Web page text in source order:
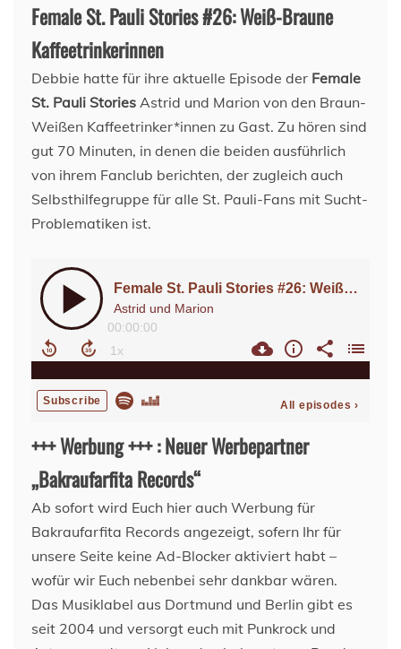
Female St. Pauli Stories #26: Weiß-Braune
Kaffeetrinkerinnen
Debbie hatte für ihre aktuelle Episode der Female
St. Pauli Stories Astrid und Marion von den Braun-
Weißen Kaffeetrinker*innen zu Gast. Zu hören sind
gut 70 Minuten, in denen die beiden ausführlich
von ihrem Fanclub berichten, der zugleich auch
Selbsthilfegruppe für alle St. Pauli-Fans mit Sucht-
Problematiken ist.
+++ Werbung +++ : Neuer Werbepartner
„Bakraufarfita Records“
Ab sofort wird Euch hier auch Werbung für
Bakraufarfita Records angezeigt, sofern Ihr für
unsere Seite keine Ad-Blocker aktiviert habt –
wofür wir Euch nebenbei sehr dankbar wären.
Das Musiklabel aus Dortmund und Berlin gibt es
seit 2004 und versorgt euch mit Punkrock und